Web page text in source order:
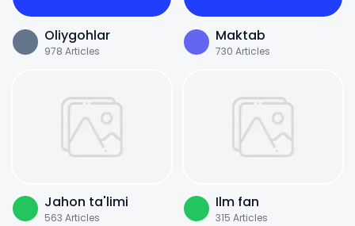
Oliygohlar
978 Articles
Maktab
730 Articles
Jahon ta'limi
563 Articles
Ilm fan
315 Articles